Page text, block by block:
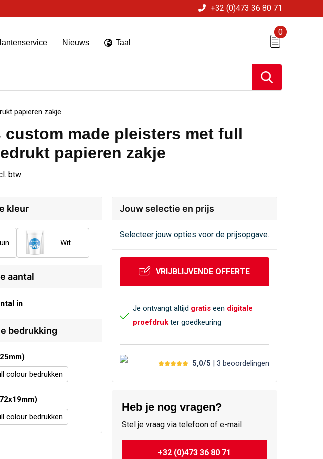
+32 (0)473 36 80 71
Nieuws Taal
0
papieren zakje
custom made pleisters met full
papieren zakje
btw
kleur
Wit
aantal
in
bedrukking
colour
colour
Jouw selectie en prijs
Selecteer jouw opties voor de prijsopgave.
VRIJBLIJVENDE OFFERTE
Je ontvangt altijd gratiseen digitale
proefdrukter goedkeuring
5,0/5 | 3 beoordelingen
Heb je nog vragen?
Stel je vraag via telefoon of e-mail
+32 (0)473 36 80 71